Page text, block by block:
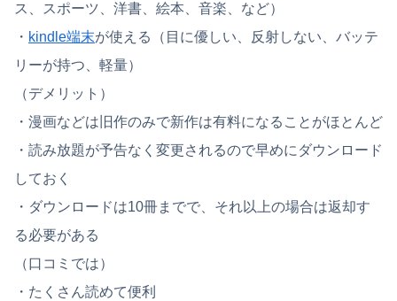
ス、スポーツ、洋書、絵本、音楽、など）
・ kindle端末が使える（目に優しい、反射しない、バッテ
リーが持つ、軽量）
（デメリット）
・漫画などは旧作のみで新作は有料になることがほとんど
・読み放題が予告なく変更されるので早めにダウンロード
しておく
・ダウンロードは10冊までで、それ以上の場合は返却す
る必要がある
（口コミでは）
・たくさん読めて便利